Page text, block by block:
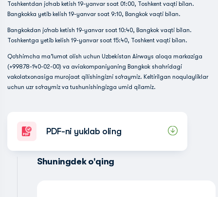
Toshkentdan jo‘nab ketish 19-yanvar soat 01:00, Toshkent vaqti bilan.
Bangkokka yetib kelish 19-yanvar soat 9:10, Bangkok vaqti bilan.
Bangkokdan jo‘nab ketish 19-yanvar soat 10:40, Bangkok vaqti bilan.
Toshkentga yetib kelish 19-yanvar soat 15:40, Toshkent vaqti bilan.
Qo‘shimcha ma’lumot olish uchun Uzbekistan Airways aloqa markaziga
(+99878-140-02-00) va aviakompaniyaning Bangkok shahridagi
vakolatxonasiga murojaat qilishingizni so‘raymiz. Keltirilgan noqulayliklar
uchun uzr so‘raymiz va tushunishingizga umid qilamiz.
PDF-ni yuklab oling
Shuningdek o'qing